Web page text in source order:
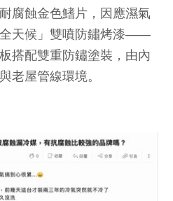
腐蝕金色鰭片，因應濕氣
天候」雙噴防鏽烤漆——
搭配雙重防鏽塗裝，由內
老屋管線環境。